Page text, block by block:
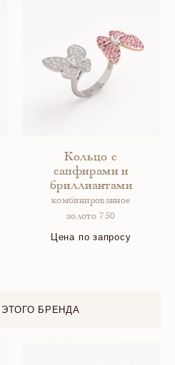
Кольцо с
сапфирами и
бриллиантами
комбинированное
золото 750
Цена по запросу
БРЕНДА